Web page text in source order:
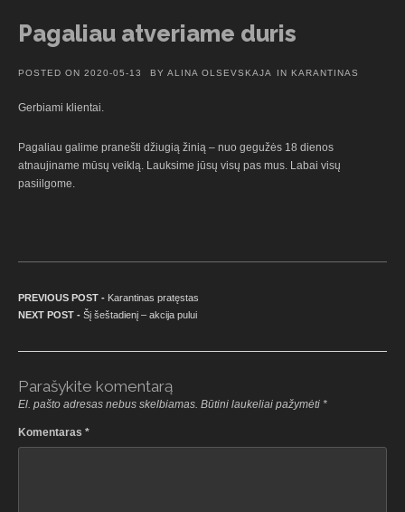
Pagaliau atveriame duris
POSTED ON 2020-05-13 BY ALINA OLSEVSKAJA IN KARANTINAS
Gerbiami klientai.
Pagaliau galime pranešti džiugią žinią – nuo gegužės 18 dienos
atnaujiname mūsų veiklą. Lauksime jūsų visų pas mus. Labai visų
pasiilgome.
Navigacija tarp įrašų
PREVIOUS POST - Previous post:
Karantinas pratęstas
NEXT POST - Next post:
Šį šeštadienį – akcija pului
Parašykite komentarą
El. pašto adresas nebus skelbiamas. Būtini laukeliai pažymėti *
Komentaras *